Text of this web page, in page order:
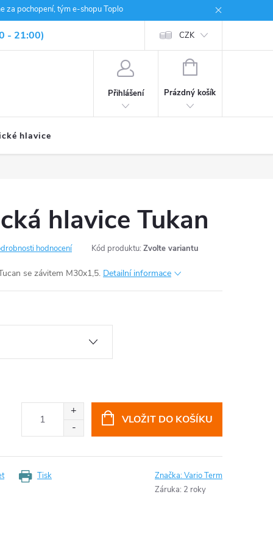
za pochopení, tým e-shopu Toplo
- 21:00) CZK
Přihlášení
NÁKUPNÍ
Prázdný košík
hlavice
hlavice Tukan
hodnocení Kód produktu: Zvolte variantu
se závitem M30x1,5. Detailní informace
VLOŽIT DO KOŠÍKU
Tisk Značka:Vario Term
Záruka: 2 roky